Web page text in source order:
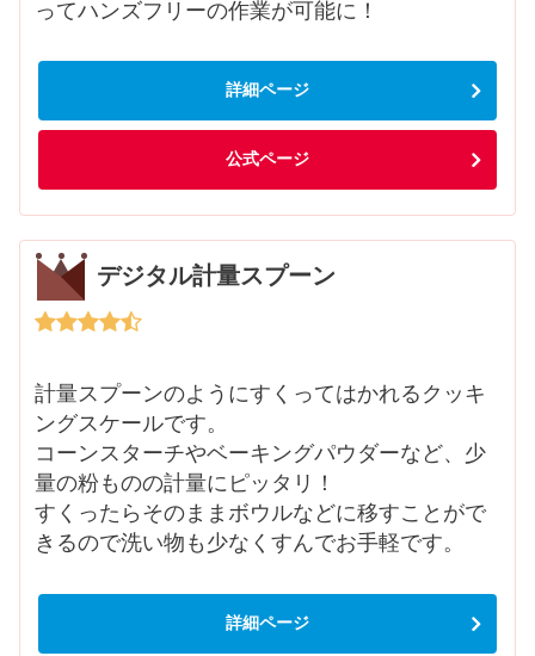
ってハンズフリーの作業が可能に！
詳細ページ
公式ページ
デジタル計量スプーン
計量スプーンのようにすくってはかれるクッキ
ングスケールです。
コーンスターチやベーキングパウダーなど、少
量の粉ものの計量にピッタリ！
すくったらそのままボウルなどに移すことがで
きるので洗い物も少なくすんでお手軽です。
詳細ページ